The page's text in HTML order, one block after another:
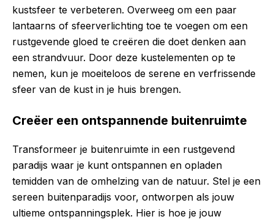
kustsfeer te verbeteren. Overweeg om een paar
lantaarns of sfeerverlichting toe te voegen om een
rustgevende gloed te creëren die doet denken aan
een strandvuur. Door deze kustelementen op te
nemen, kun je moeiteloos de serene en verfrissende
sfeer van de kust in je huis brengen.
Creëer een ontspannende buitenruimte
Transformeer je buitenruimte in een rustgevend
paradijs waar je kunt ontspannen en opladen
temidden van de omhelzing van de natuur. Stel je een
sereen buitenparadijs voor, ontworpen als jouw
ultieme ontspanningsplek. Hier is hoe je jouw